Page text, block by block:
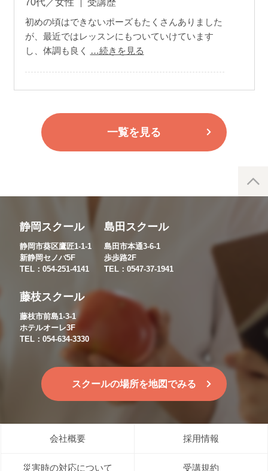
70代／女性
受講歴
初めの頃はできないポーズもたくさんありました
が、最近ではレッスンにもついていけています
し、体調も良く
…続きを見る
一覧を見る
静岡スクール
静岡市葵区鷹匠1-1-1
新静岡セノバ5F
TEL：054-251-4141
島田スクール
島田市本通3-6-1
歩歩路2F
TEL：0547-37-1941
藤枝スクール
藤枝市前島1-3-1
ホテルオーレ3F
TEL：054-634-3330
スクールの場所を地図でみる
会社概要 採用情報
災害時の対応について 受講規約